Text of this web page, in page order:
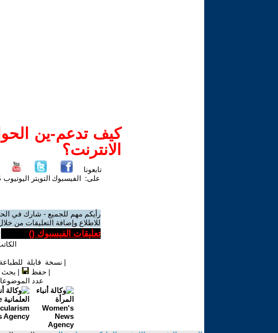
كيف تدعم-ين
الانترنت؟
تابعونا
على: الفيسبوك التويتر اليوتيوب
رأيكم مهم للجميع - شارك في
للاطلاع وإضافة التعليقات من
تعليقات الفيسبوك ()
| نسخة قابلة للطباعة
|حفظ |
عدد